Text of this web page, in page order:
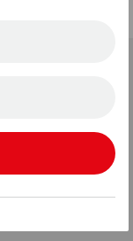
ab 10 Stück